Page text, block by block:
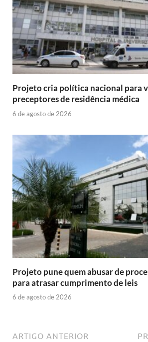
Projeto cria política nacional para
preceptores de residência médica
6 de agosto de 2026
Projeto pune quem abusar de
para atrasar cumprimento de leis
6 de agosto de 2026
ARTIGO ANTERIOR